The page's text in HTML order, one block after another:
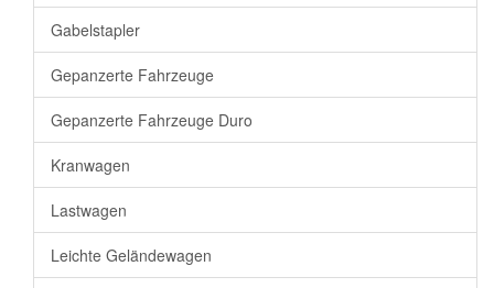
Gabelstapler
Gepanzerte Fahrzeuge
Gepanzerte Fahrzeuge Duro
Kranwagen
Lastwagen
Leichte Geländewagen